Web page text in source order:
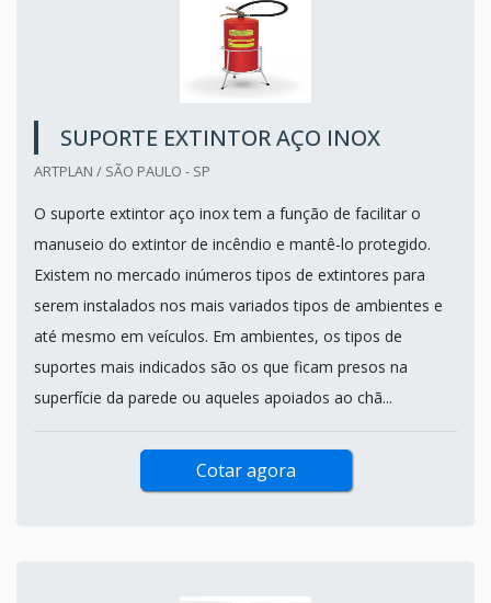
SUPORTE EXTINTOR AÇO INOX
ARTPLAN / SÃO PAULO - SP
O suporte extintor aço inox tem a função de facilitar o
manuseio do extintor de incêndio e mantê-lo protegido.
Existem no mercado inúmeros tipos de extintores para
serem instalados nos mais variados tipos de ambientes e
até mesmo em veículos. Em ambientes, os tipos de
suportes mais indicados são os que ficam presos na
superfície da parede ou aqueles apoiados ao chã...
Cotar agora